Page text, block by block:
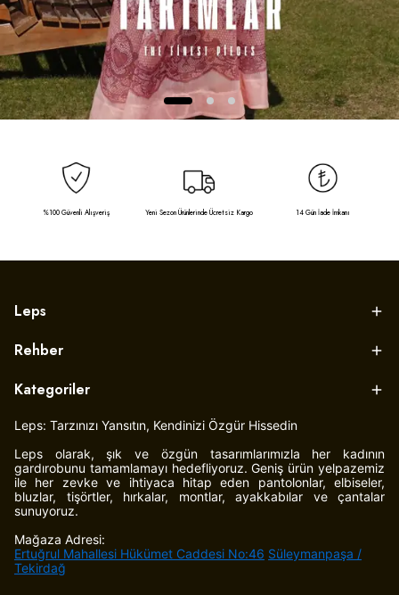
%100 Güvenli Alışveriş Yeni Sezon Ürünlerinde Ücretsiz Kargo 14 Gün İade İmkanı
Leps
Rehber
Kategoriler
Leps: Tarzınızı Yansıtın, Kendinizi Özgür Hissedin
Leps olarak, şık ve özgün tasarımlarımızla her kadının
gardırobunu tamamlamayı hedefliyoruz. Geniş ürün yelpazemiz
ile her zevke ve ihtiyaca hitap eden pantolonlar, elbiseler,
bluzlar, tişörtler, hırkalar, montlar, ayakkabılar ve çantalar
sunuyoruz.
Mağaza Adresi:
Ertuğrul Mahallesi Hükümet Caddesi No:46 Süleymanpaşa /
Tekirdağ